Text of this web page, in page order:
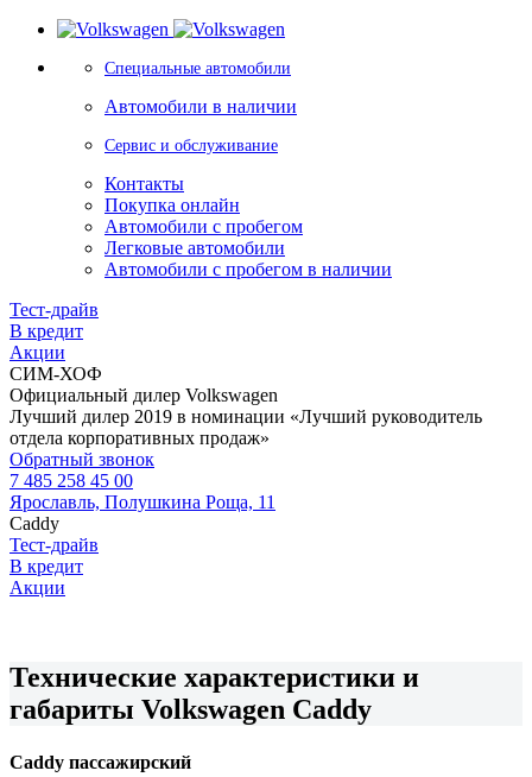
Специальные автомобили
Автомобили в наличии
Сервис и обслуживание
Контакты
Покупка онлайн
Автомобили с пробегом
Легковые автомобили
Автомобили с пробегом в наличии
Тест-драйв
В кредит
Акции
СИМ-ХОФ
Официальный дилер Volkswagen
Лучший дилер 2019 в номинации «Лучший руководитель
отдела корпоративных продаж»
Обратный звонок
7 485 258 45 00
Ярославль, Полушкина Роща, 11
Caddy
Тест-драйв
В кредит
Акции
Технические характеристики и
габариты Volkswagen Caddy
Caddy пассажирский